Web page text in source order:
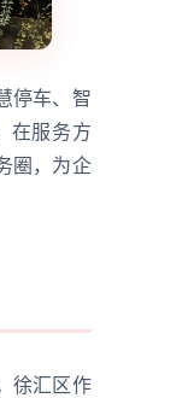
停车、智
在服务方
圈，为企
徐汇区作